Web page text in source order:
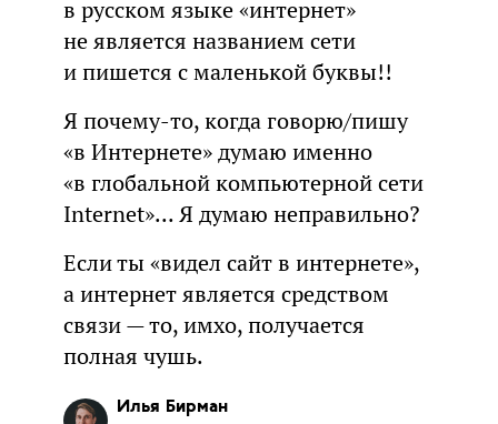
в русском языке «интернет»
не является названием сети
и пишется с маленькой буквы!!
Я почему-то, когда говорю/пишу
«в Интернете» думаю именно
«в глобальной компьютерной сети
Internet»... Я думаю неправильно?
Если ты «видел сайт в интернете»,
а интернет является средством
связи — то, имхо, получается
полная чушь.
Илья Бирман